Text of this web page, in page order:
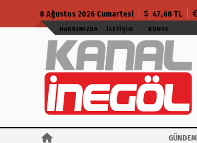
8 Ağustos 2026 Cumartesi 47,68 TL
HAKKIMIZDA İLETIŞIM KÜNYE
GÜNDEM